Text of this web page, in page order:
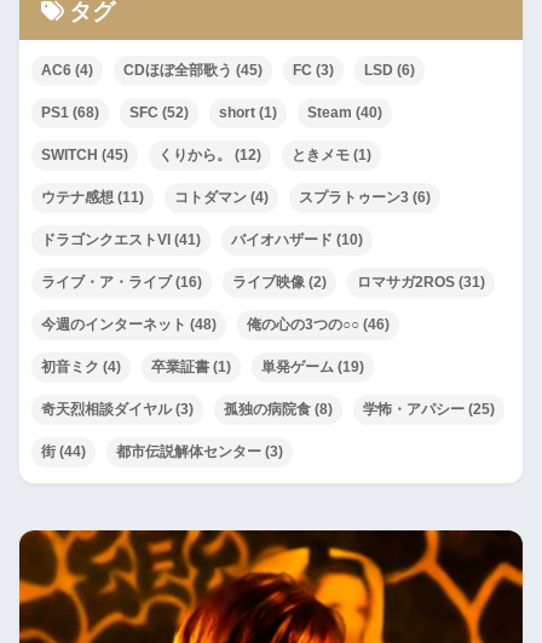
タグ
AC6 (4) CDほぼ全部歌う (45) FC (3) LSD (6)
PS1 (68) SFC (52) short (1) Steam (40)
SWITCH (45) くりから。 (12) ときメモ (1)
ウテナ感想 (11) コトダマン (4) スプラトゥーン3 (6)
ドラゴンクエストVI (41) バイオハザード (10)
ライブ・ア・ライブ(16) ライブ映像 (2) ロマサガ2ROS (31)
今週のインターネット (48) 俺の心の3つの○○ (46)
初音ミク (4) 卒業証書 (1) 単発ゲーム (19)
奇天烈相談ダイヤル(3) 孤独の病院食 (8) 学怖・アパシー (25)
街 (44) 都市伝説解体センター (3)